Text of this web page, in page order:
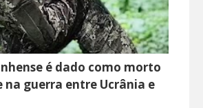
é dado como morto
na guerra entre Ucrânia e